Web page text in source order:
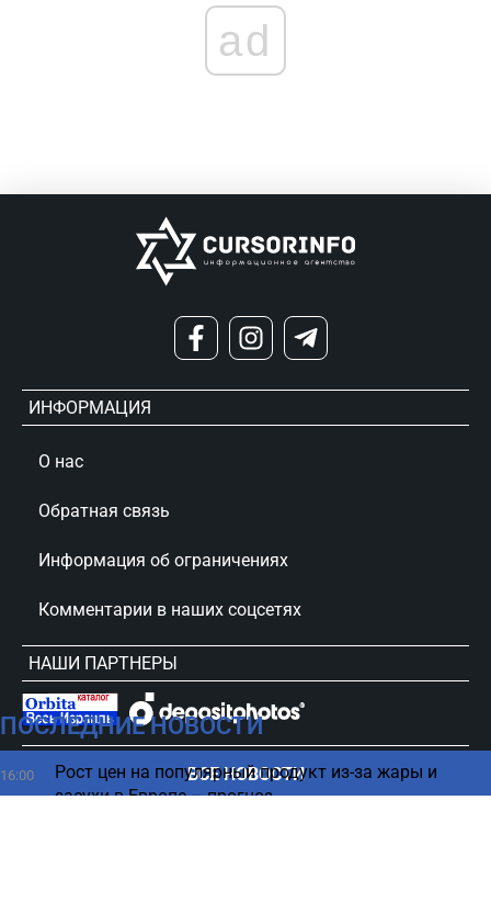
ПОСЛЕДНИЕ НОВОСТИ
16:00
Рост цен на популярный продукт из-за жары и
засухи в Европе – прогноз
ВСЕ НОВОСТИ
ad
ИНФОРМАЦИЯ
О нас
Обратная связь
Информация об ограничениях
Комментарии в наших соцсетях
НАШИ ПАРТНЕРЫ
сursorinfo.co.il © Все права защищены